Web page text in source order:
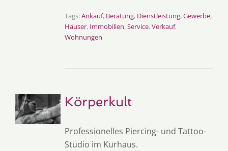
Tags:Ankauf, Beratung, Dienstleistung,Gewerbe,
Häuser, Immobilien,Service,Verkauf,
Wohnungen
Körperkult
Professionelles Piercing- und Tattoo-
Studio im Kurhaus.